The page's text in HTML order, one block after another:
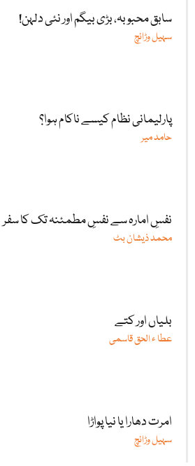
سابق محبوبہ، بڑی بیگم اور نئی دلہن!
سہیل وڑائچ
پارلیمانی نظام کیسے ناکام ہوا؟
حامد میر
نفسِ امارہ سے نفسِ مطمئنہ تک کا سفر
محمد ذیشان بٹ
بلیاں اور کتے
عطا ء الحق قاسمی
امرت دھارا یا نیا پواڑا
سہیل وڑائچ